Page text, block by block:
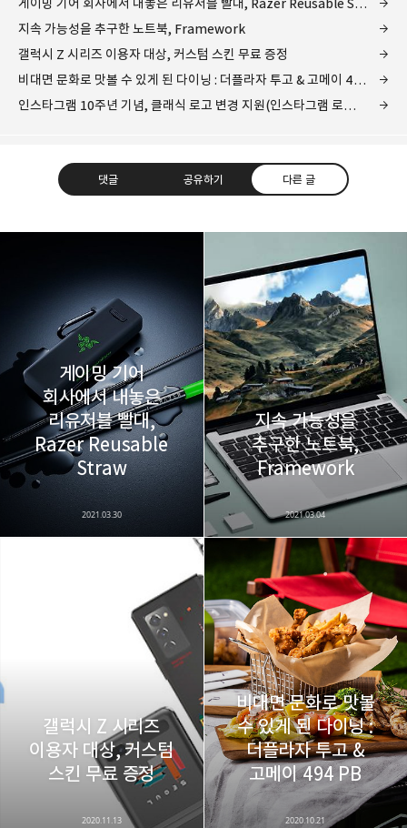
지속 가능성을 추구한 노트북, Framework
갤럭시 Z 시리즈 이용자 대상, 커스텀 스킨 무료 증정
비대면 문화로 맛볼 수 있게 된 다이닝 : 더플라자 투고 & 고메이 494 PB
인스타그램 10주년 기념, 클래식 로고 변경 지원(인스타그램 로고 바꾸는 방법)
댓글 공유하기 다른 글
레이니아
다방면의 깊은 관심과 얕은 이해도를 갖춘 보편적
비주류이자 진화하는 영원한 주변인.
구독하기
구독하기 카카오톡 라인
카카오스토리 밴드 네이버 블로그
게이밍 기어
회사에서 내놓은
리유저블 빨대,
Razer Reusable
Straw
2021.03.30
지속 가능성을
추구한 노트북,
Framework
2021.03.04
갤럭시 Z 시리즈
이용자 대상, 커스텀
스킨 무료 증정
2020.11.13
비대면 문화로 맛볼
수 있게 된 다이닝 :
더플라자 투고 &
고메이 494 PB
2020.10.21